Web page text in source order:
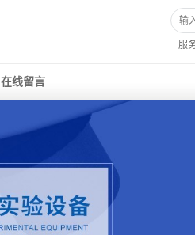
服
在线留言